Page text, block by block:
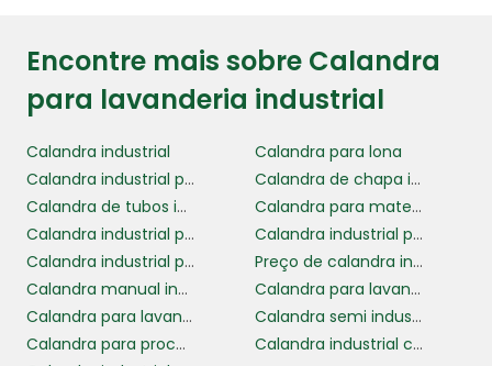
Encontre mais sobre Calandra
para lavanderia industrial
Calandra industrial
Calandra para lona
Calandra industrial para metais
Calandra de chapa industrial
Calandra de tubos industrial
Calandra para materiais flexíveis
Calandra industrial para chapas
Calandra industrial para tubos
Calandra industrial preço
Preço de calandra industrial
Calandra manual industrial
Calandra para lavanderia industrial
Calandra para lavanderia industrial preço
Calandra semi industrial
Calandra para processo de produção eficiente
Calandra industrial com tecnologia avançada